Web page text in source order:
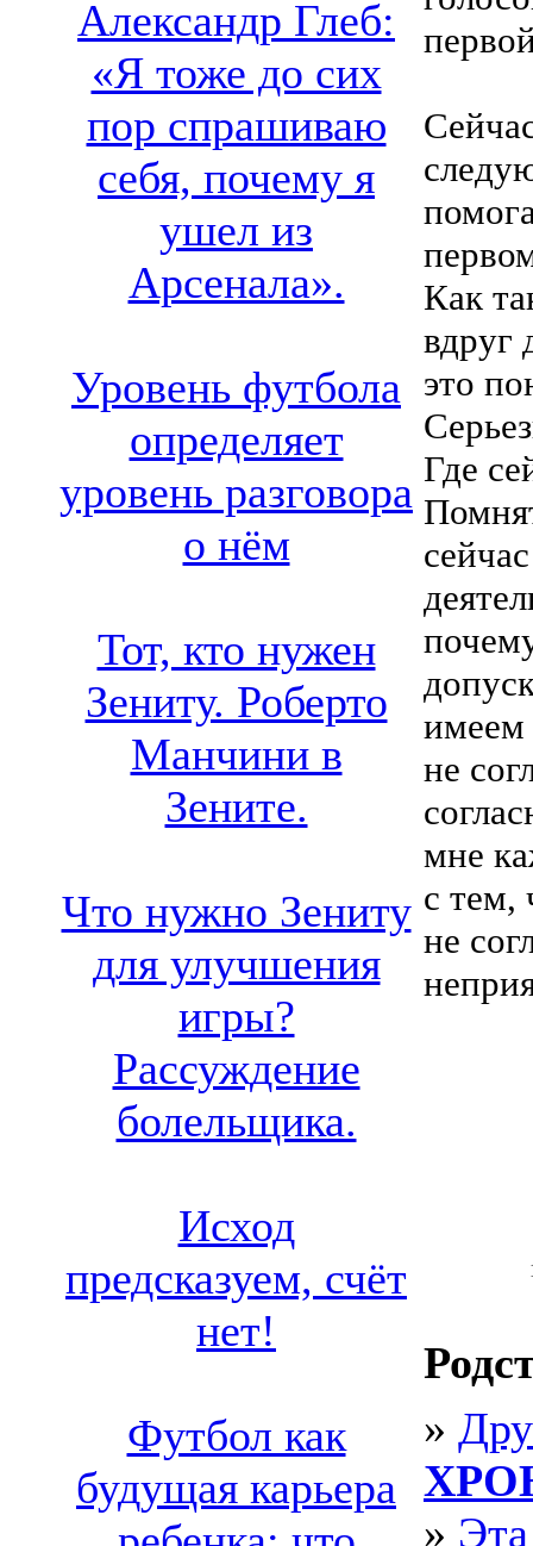
Александр Глеб:
«Я тоже до сих
пор спрашиваю
себя, почему я
ушел из
Арсенала».
Уровень футбола
определяет
уровень разговора
о нём
Тот, кто нужен
Зениту. Роберто
Манчини в
Зените.
Что нужно Зениту
для улучшения
игры?
Рассуждение
болельщика.
Исход
предсказуем, счёт
нет!
Футбол как
будущая карьера
Как
вдруг
это
Где
не
мне
с тем,
не
»
»